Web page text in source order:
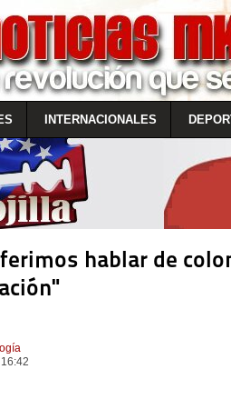
INTERNACIONALES
hablar de